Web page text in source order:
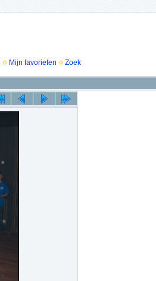
Mijn favorieten Zoek